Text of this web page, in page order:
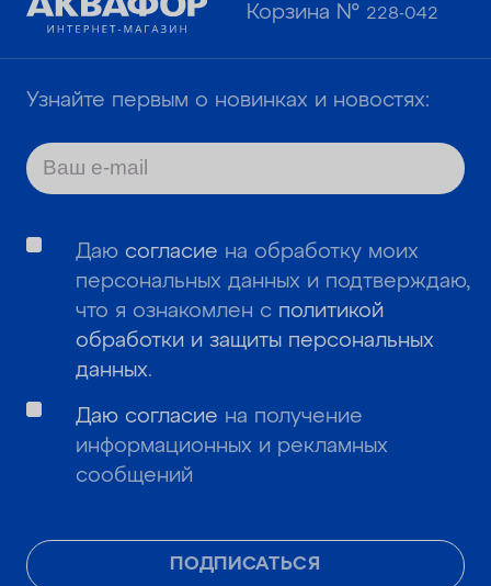
Корзина № 228-042
Узнайте первым о новинках и новостях:
ПОДПИСАТЬСЯ
Даю согласие на обработку моих
персональных данных и подтверждаю,
что я ознакомлен с политикой
обработки и защиты персональных
данных.
Даю согласие на получение
информационных и рекламных
сообщений